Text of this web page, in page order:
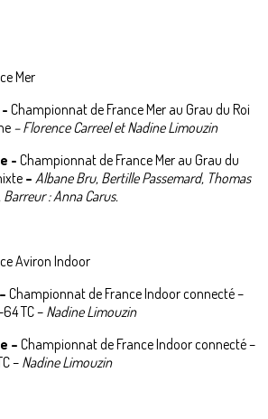
Mer
Championnat de France Mer au Grau du Roi
– Florence Carreel et Nadine Limouzin
- Championnat de France Mer au Grau du
– Albane Bru, Bertille Passemard, Thomas
: Anna Carus.
Aviron Indoor
Championnat de France Indoor connecté –
TC – Nadine Limouzin
– Championnat de France Indoor connecté –
– Nadine Limouzin